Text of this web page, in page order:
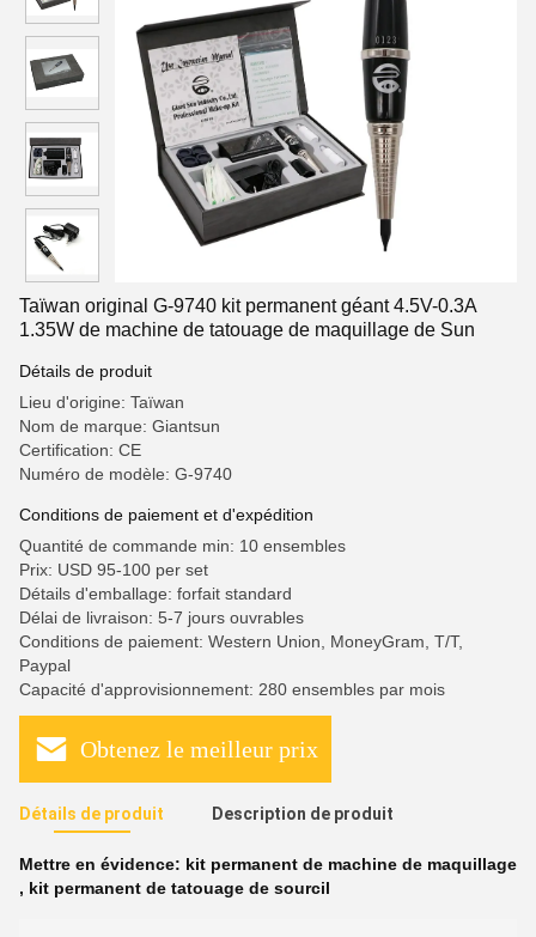
Taïwan original G-9740 kit permanent géant 4.5V-0.3A
1.35W de machine de tatouage de maquillage de Sun
Détails de produit
Lieu d'origine: Taïwan
Nom de marque: Giantsun
Certification: CE
Numéro de modèle: G-9740
Conditions de paiement et d'expédition
Quantité de commande min: 10 ensembles
Prix: USD 95-100 per set
Détails d'emballage: forfait standard
Délai de livraison: 5-7 jours ouvrables
Conditions de paiement: Western Union, MoneyGram, T/T,
Paypal
Capacité d'approvisionnement: 280 ensembles par mois
Obtenez le meilleur prix
Détails de produit Description de produit
Mettre en évidence: kit permanent de machine de maquillage
, kit permanent de tatouage de sourcil